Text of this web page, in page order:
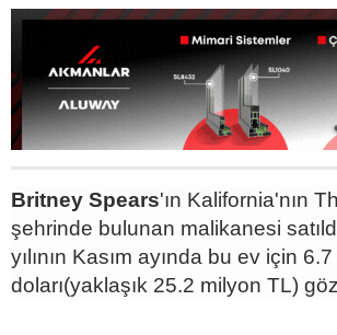
Britney Spears'ın Kalifornia'nın
şehrinde bulunan malikanesi
yılının Kasım ayında bu ev için
doları(yaklaşık 25.2 milyon TL)